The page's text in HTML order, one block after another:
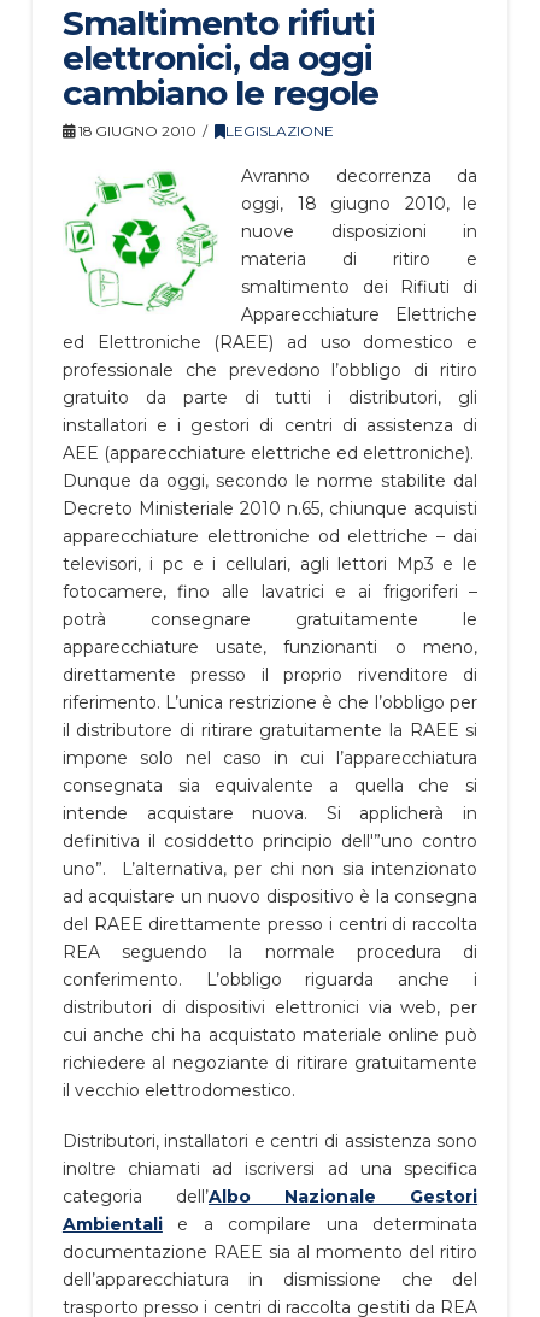
Smaltimento rifiuti
elettronici, da oggi
cambiano le regole
18 GIUGNO 2010 LEGISLAZIONE
Avranno decorrenza da
oggi, 18 giugno 2010, le
nuove disposizioni in
materia di ritiro e
smaltimento dei Rifiuti di
Apparecchiature Elettriche
ed Elettroniche (RAEE) ad uso domestico e
professionale che prevedono l’obbligo di ritiro
gratuito da parte di tutti i distributori, gli
installatori e i gestori di centri di assistenza di
AEE (apparecchiature elettriche ed elettroniche).
Dunque da oggi, secondo le norme stabilite dal
Decreto Ministeriale 2010 n.65, chiunque acquisti
apparecchiature elettroniche od elettriche – dai
televisori, i pc e i cellulari, agli lettori Mp3 e le
fotocamere, fino alle lavatrici e ai frigoriferi –
potrà consegnare gratuitamente le
apparecchiature usate, funzionanti o meno,
direttamente presso il proprio rivenditore di
riferimento. L’unica restrizione è che l’obbligo per
il distributore di ritirare gratuitamente la RAEE si
impone solo nel caso in cui l’apparecchiatura
consegnata sia equivalente a quella che si
intende acquistare nuova. Si applicherà in
definitiva il cosiddetto principio dell'”uno contro
uno”. L’alternativa, per chi non sia intenzionato
ad acquistare un nuovo dispositivo è la consegna
del RAEE direttamente presso i centri di raccolta
REA seguendo la normale procedura di
conferimento. L’obbligo riguarda anche i
distributori di dispositivi elettronici via web, per
cui anche chi ha acquistato materiale online può
richiedere al negoziante di ritirare gratuitamente
il vecchio elettrodomestico.
Distributori, installatori e centri di assistenza sono
inoltre chiamati ad iscriversi ad una specifica
categoria dell’Albo Nazionale Gestori
Ambientalie a compilare una determinata
documentazione RAEE sia al momento del ritiro
dell’apparecchiatura in dismissione che del
trasporto presso i centri di raccolta gestiti da REA